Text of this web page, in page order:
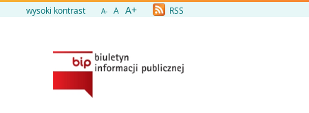
wysoki kontrast A- A A+ RSS